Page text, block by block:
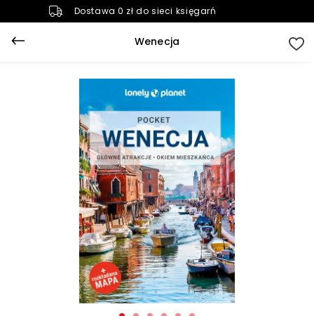
Dostawa 0 zł do sieci księgarń
Wenecja